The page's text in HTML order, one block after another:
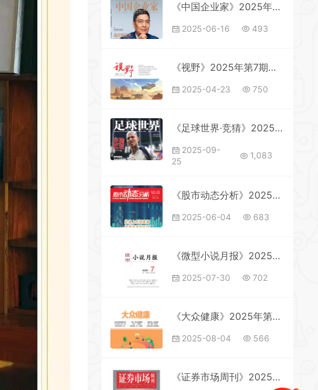
《中国企业家》2025年第6期全彩精校PDF杂志下载
2025-06-16 493
《视野》2025年第7期全彩精校PDF杂志下载
2025-04-23 750
《足球世界·竞猜》2025年第9期全彩精校PDF杂志下载
2025-09-
25
1,083
《股市动态分析》2025年第5期全彩精校PDF杂志下载
2025-06-04 683
《微型小说月报》2025年第7期全彩精校PDF杂志下载
2025-07-30 702
《大众健康》2025年第8期全彩精校PDF杂志下载
2025-08-04 566
《证券市场周刊》2025年第16期全彩精校PDF杂志下载